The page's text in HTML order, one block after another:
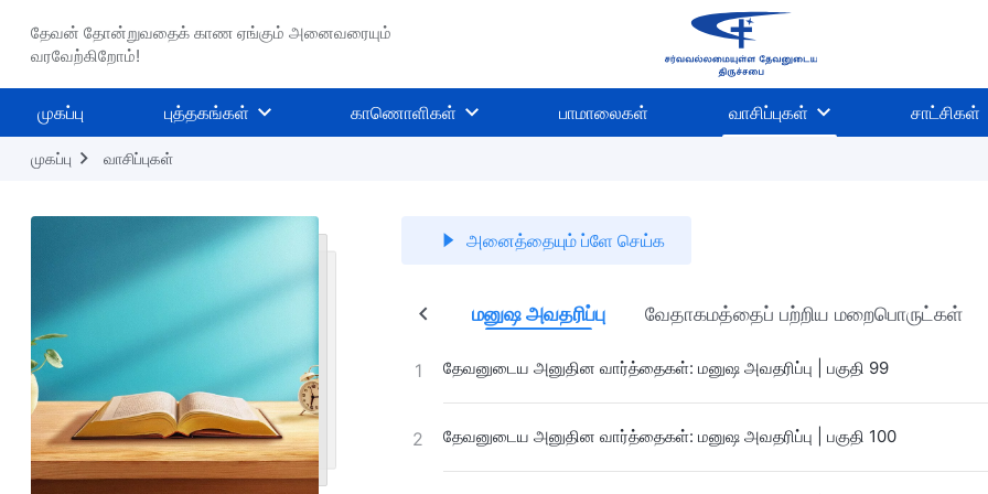
தேவன் தோன்றுவதைக் காண ஏங்கும் அனைவரையும்
வரவேற்கிறோம்!
முகப்பு புத்தகங்கள் காணொளிகள் பாமாலைகள் வாசிப்புகள் சாட்சிகள்
முகப்பு வாசிப்புகள்
அனைத்தையும் ப்ளே செய்க
கிரியை கடைசிக் காலத்தில் நியாயத்தீர்ப்பு மனுஷ அவதரிப்பு வேதாகமத்தைப் பற்றிய மறைபொருட்கள்
1 தேவனுடைய அனுதின வார்த்தைகள்: மனுஷ அவதரிப்பு | பகுதி 99
2 தேவனுடைய அனுதின வார்த்தைகள்: மனுஷ அவதரிப்பு | பகுதி 100